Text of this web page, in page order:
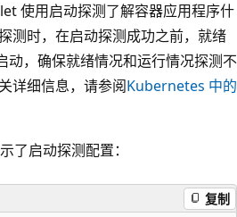
使用启动探测了解容器应用程序什
测时，在启动探测成功之前，就绪
动，确保就绪情况和运行情况探测不
详细信息，请参阅Kubernetes 中的
了启动探测配置：
复制